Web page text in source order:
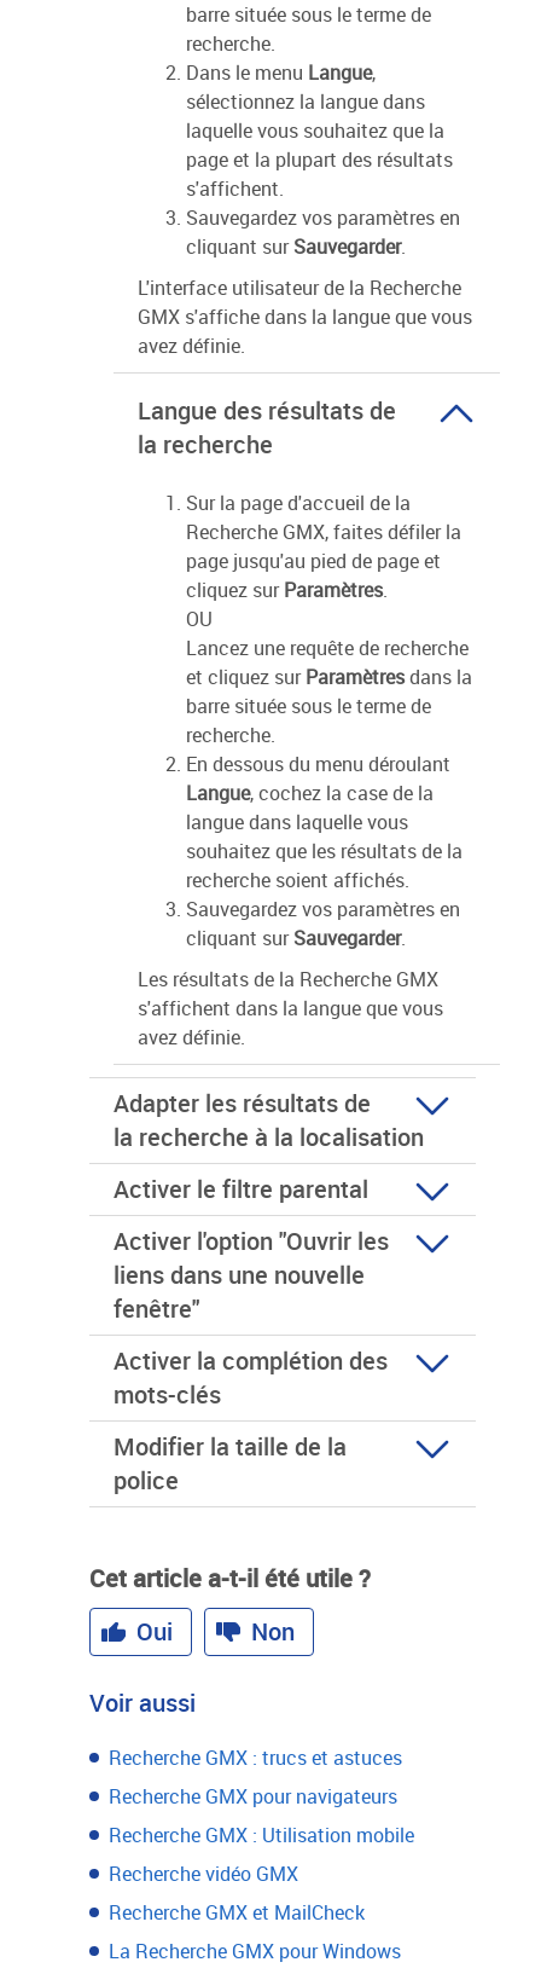
barre située sous le terme de
recherche.
Dans le menu Langue,
sélectionnez la langue dans
laquelle vous souhaitez que la
page et la plupart des résultats
s'affichent.
Sauvegardez vos paramètres en
cliquant surSauvegarder.
L'interface utilisateur de la Recherche
GMX s'affiche dans la langue que vous
avez définie.
Langue des résultats de
la recherche
Sur la page d'accueil de la
Recherche GMX, faites défiler la
page jusqu'au pied de page et
cliquez surParamètres.
OU
Lancez une requête de recherche
et cliquez surParamètresdans la
barre située sous le terme de
recherche.
En dessous du menu déroulant
Langue, cochez la case de la
langue dans laquelle vous
souhaitez que les résultats de la
recherche soient affichés.
Sauvegardez vos paramètres en
cliquant surSauvegarder.
Les résultats de la Recherche GMX
s'affichent dans la langue que vous
avez définie.
Adapter les résultats de
la recherche à la localisation
Activer le filtre parental
Activer l'option "Ouvrir les
liens dans une nouvelle
fenêtre"
Activer la complétion des
mots-clés
Modifier la taille de la
police
Cet article a-t-il été utile ?
Oui
Non
Voir aussi
Recherche GMX : trucs et astuces
Recherche GMX pour navigateurs
Recherche GMX : Utilisation mobile
Recherche vidéo GMX
Recherche GMX et MailCheck
La Recherche GMX pour Windows